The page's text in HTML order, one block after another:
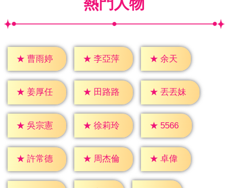
★ 曹雨婷 ★ 李亞萍 ★ 余天
★ 姜厚任 ★ 田路路 ★ 丟丟妹
★ 吳宗憲 ★ 徐莉玲 ★ 5566
★ 許常德 ★ 周杰倫 ★ 卓偉